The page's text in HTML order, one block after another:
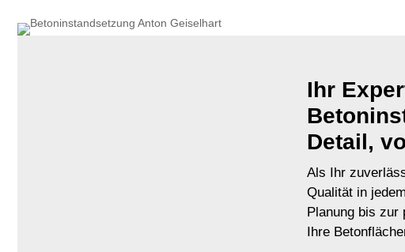
Ihr
Detail,
Als Ihr
Qualität in
Planung bis zur
Ihre